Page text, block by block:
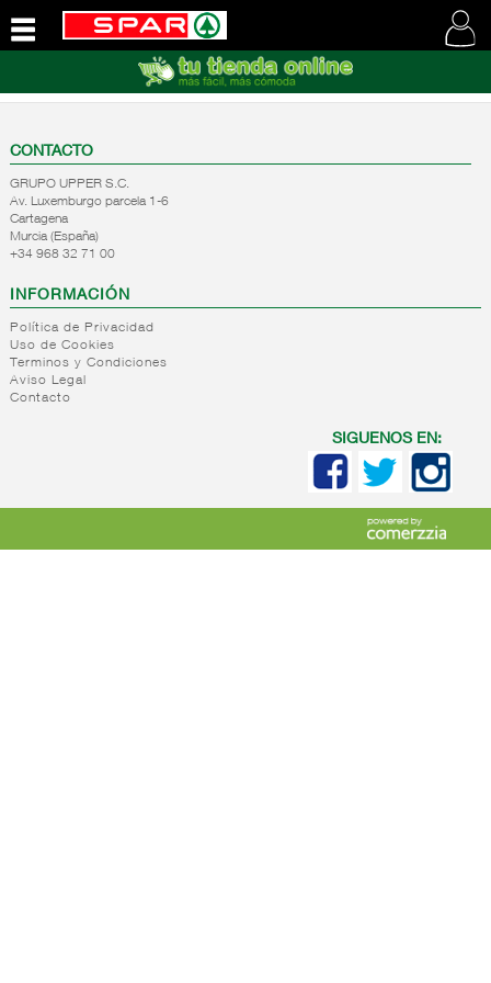
SOMOS
NUESTRA
WEB
CONTACTO
GRUPO UPPER S.C.
Av. Luxemburgo parcela 1-6
Cartagena
Murcia (España)
+34 968 32 71 00
INFORMACIÓN
Política de Privacidad
Uso de Cookies
Terminos y Condiciones
Aviso Legal
Contacto
SIGUENOS EN: